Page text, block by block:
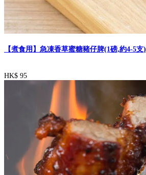
【煮食用】急凍香草蜜糖豬仔脾(1磅,約4-5支)
HK$ 95